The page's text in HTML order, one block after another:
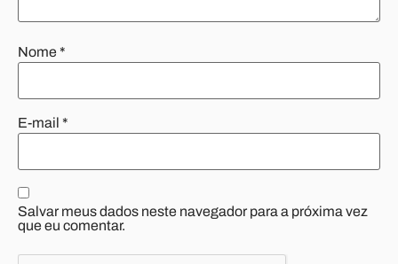
Nome*
E-mail *
Salvar meus dados neste navegador para a próxima vez
que eu comentar.